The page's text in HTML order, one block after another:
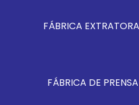
FÁBRICA
FÁBRICA DE